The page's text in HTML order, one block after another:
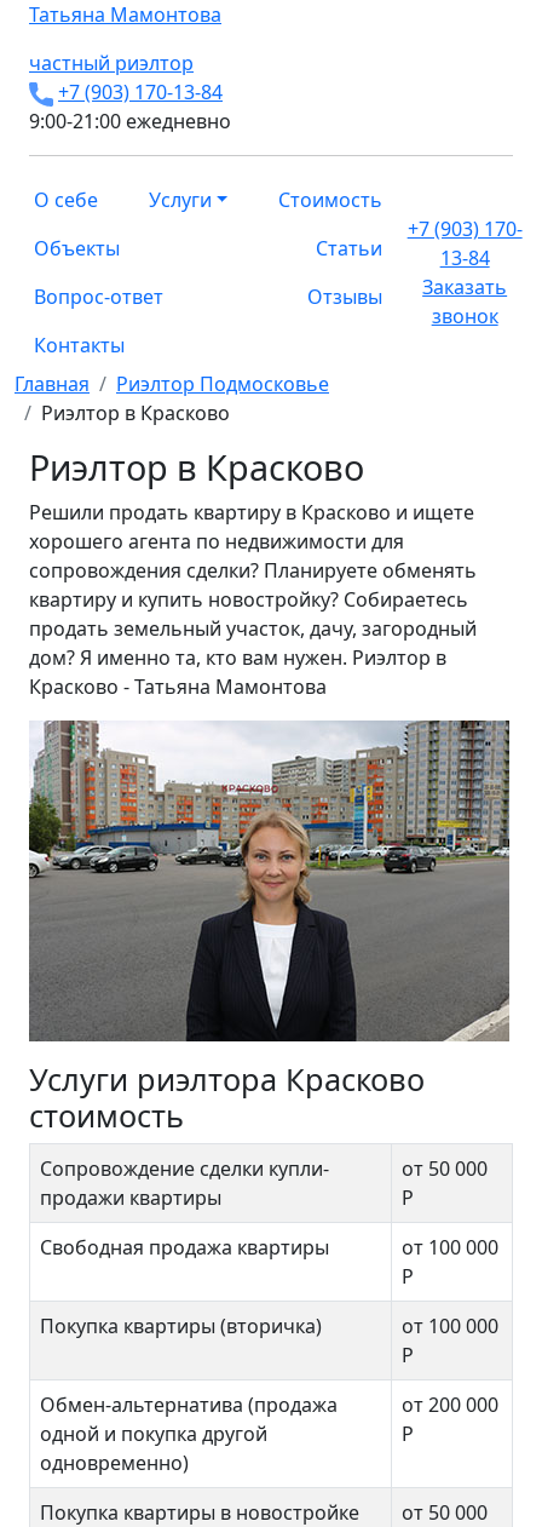
Татьяна Мамонтова
частный риэлтор
+7 (903) 170-13-84
9:00-21:00 ежедневно
О себе Услуги
Стоимость
Объекты
Статьи
Вопрос-ответ
Отзывы
Контакты
+7 (903) 170-
13-84
Заказать
звонок
Главная
Риэлтор Подмосковье
Риэлтор в Красково
Риэлтор в Красково
Решили продать квартиру в Красково и ищете
хорошего агента по недвижимости для
сопровождения сделки? Планируете обменять
квартиру и купить новостройку? Собираетесь
продать земельный участок, дачу, загородный
дом? Я именно та, кто вам нужен. Риэлтор в
Красково - Татьяна Мамонтова
Услуги риэлтора Красково
стоимость
Сопровождение сделки купли-
продажи квартиры
от 50 000
Р
Свободная продажа квартиры
от 100 000
Р
Покупка квартиры (вторичка)
от 100 000
Р
Обмен-альтернатива (продажа
одной и покупка другой
одновременно)
от 200 000
Р
Покупка квартиры в новостройке
от 50 000